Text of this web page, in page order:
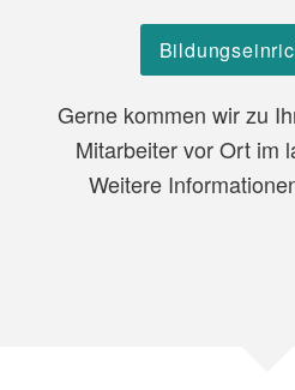
Gerne kommen wir zu
Mitarbeiter vor Ort im
Weitere